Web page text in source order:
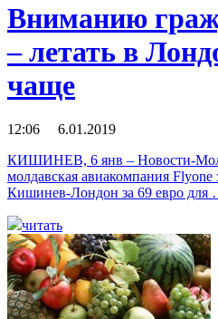
Вниманию
– летать в
чаще
12:06 6.01.2019
КИШИНЕВ, 6 янв – Новости-
молдавская авиакомпания
Кишинев-Лондон за 69 евро для
читать